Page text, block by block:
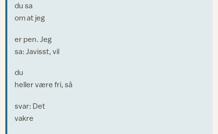
du sa
om at jeg
er pen. Jeg
sa: Javisst, vil
du
heller være fri, så
svar: Det
vakre